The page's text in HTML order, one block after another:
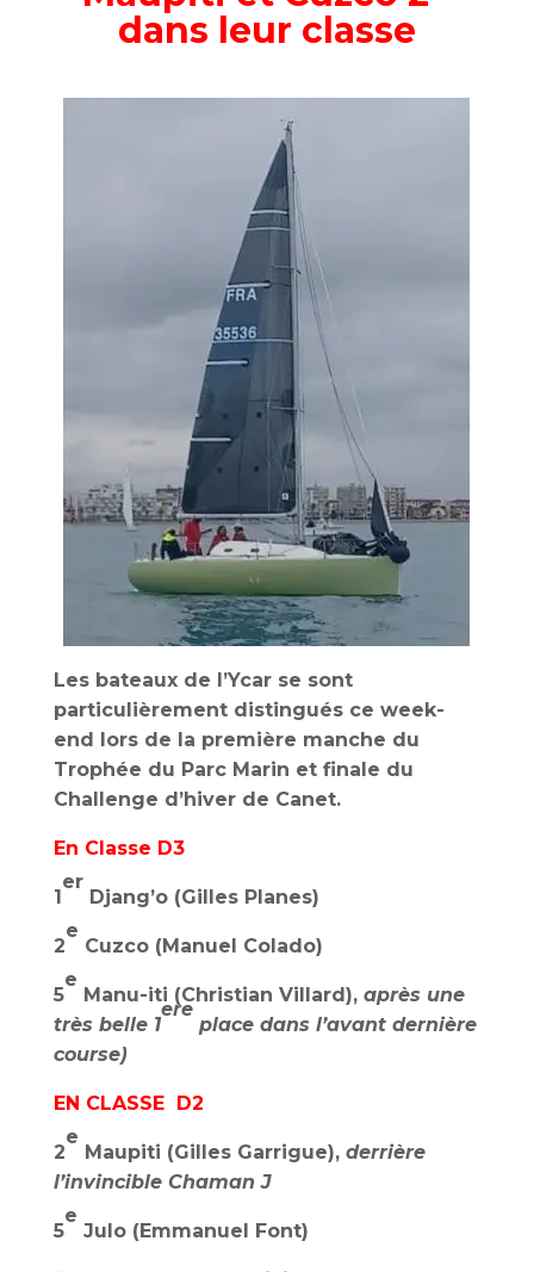
dans leur classe
Les bateaux de l’Ycar se sont
particulièrement distingués ce week-
end lors de la première manche du
Trophée du Parc Marin et finale du
Challenge d’hiver de Canet.
En Classe D3
1
er
Djang’o (Gilles Planes)
2
e
Cuzco (Manuel Colado)
5
e
Manu-iti (Christian Villard), après une
très belle 1
ere
place dans l’avant dernière
course)
EN CLASSE D2
2
e
Maupiti (Gilles Garrigue), derrière
l’invincible Chaman J
5
e
Julo (Emmanuel Font)